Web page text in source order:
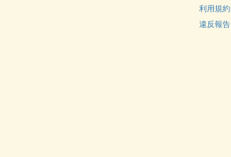
利用規約
違反報告